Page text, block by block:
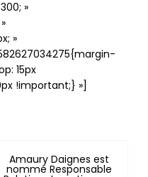
»
»
15px
!important;} »]
Amaury Daignes est
nommé Responsable